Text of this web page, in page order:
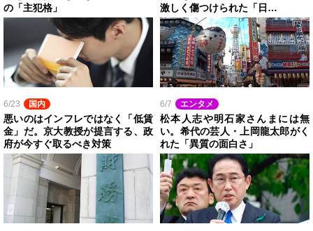
の「主犯格」
激しく傷つけられた「日…
6/23 国内
悪いのはインフレではなく「低賃
金」だ。京大教授が提言する、政
府が今すぐ取るべき対策
6/7 エンタメ
松本人志や明石家さんまには無
い。希代の芸人・上岡龍太郎がく
れた「異質の面白さ」